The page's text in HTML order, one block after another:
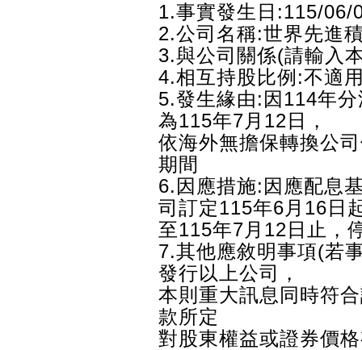
1.事實發生日:115/06/
2.公司名稱:世界先進
3.與公司關係(請輸入
4.相互持股比例:不適
5.發生緣由:因114年
為115年7月12日，
依海外無擔保轉換公
期間
6.因應措施:因應配息
司訂定115年6月16日
至115年7月12日止，
7.其他應敘明事項(若
發行以上公司，
本則重大訊息同時符
款所定
對股東權益或證券價